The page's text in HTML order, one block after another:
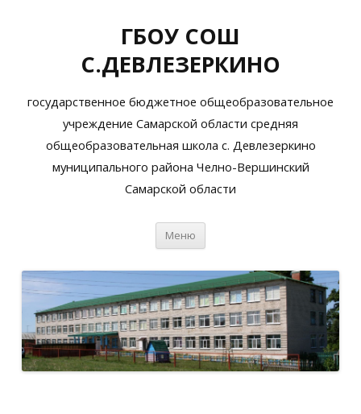
ГБОУ СОШ
С.ДЕВЛЕЗЕРКИНО
государственное бюджетное общеобразовательное
учреждение Самарской области средняя
общеобразовательная школа с. Девлезеркино
муниципального района Челно-Вершинский
Самарской области
Меню